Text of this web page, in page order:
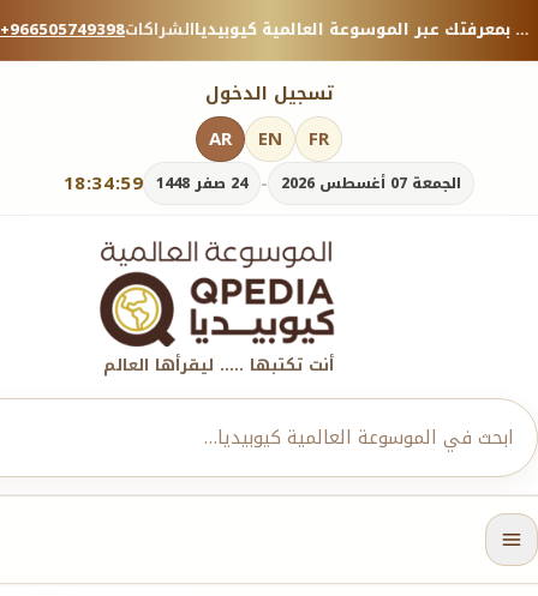
+966505749398الشراكات منصة معرفية موثوقة — شارك بمعرفتك عبر الموسوعة العالمية كيوبيديا.
تسجيل الدخول
18:35:00 الجمعة 07 أغسطس 2026 - 24 صفر 1448
AR EN FR
أنت تكتبها ..... ليقرأها العالم